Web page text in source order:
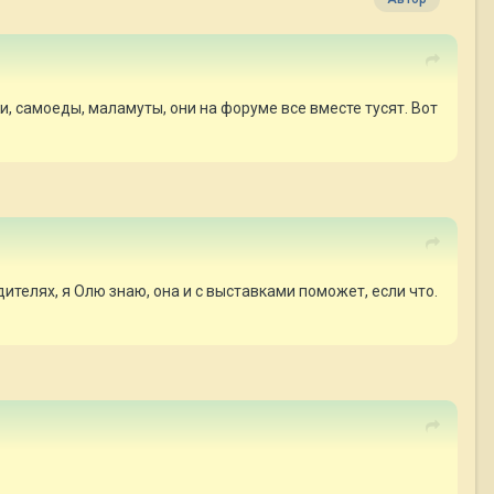
самоеды, маламуты, они на форуме все вместе тусят. Вот
я Олю знаю, она и с выставками поможет, если что.